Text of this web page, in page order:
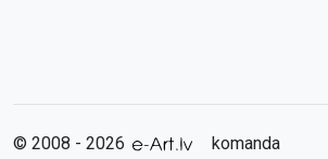
© 2008 - 2026 komanda